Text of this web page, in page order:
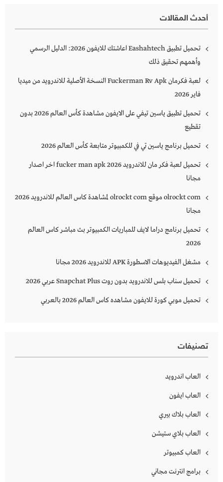
أحدث المقالات
تحميل تطبيق Eashahtech اعاشتك للايفون 2026: الدليل الرسمي
وأهمهم تحقيق ذلك
لعبة فكرمان Fuckerman Rv Apk النسخة الأصلية للاندرويد من ميديا
فاير 2026
تحميل تطبيق ياسين تيفي على الايفون مشاهدة كأس العالم 2026 بدون
تقطيع
تحميل برنامج ياسين تي في للكمبيوتر متابعة كأس العالم 2026
تحميل لعبة فكر مان للاندرويد 2026 fucker man apk اخر اصدار
مجانا
olrockt com موقع olrockt com لمشاهدة كاس العالم للاندرويد 2026
مجانا
تحميل برنامج دراما لايف للمباريات الكمبيوتر بث مباشر كاس العالم
2026
مشغل الفيديوهات الاسطورة APK للاندرويد 2026 مجانا
تحميل سناب بلس للاندرويد بدون روت Snapchat Plus‏ عربي 2026
تحميل موبي كورة للايفون مشاهده كاس العالم 2026 بالعربي
تصنيفات
العاب اندرويد
العاب ايفون
العاب بلاك بيري
العاب بلاي ستيشن
العاب كمبيوتر
برامج انترنت مجاني